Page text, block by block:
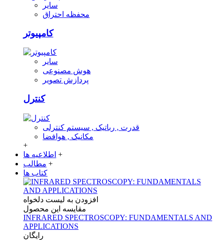
سایر
محفظه احتراق
کامپیوتر
سایر
هوش مصنوعی
پردازش تصویر
کنترل
قدرت , رباتیک , سیستم کنترلی
مکانیک , هوافضا
+
اطلاعیه ها +
مطالب +
کتاب ها
افزودن به لیست دلخواه
مقایسه این محصول
INFRARED SPECTROSCOPY: FUNDAMENTALS AND
APPLICATIONS
رایگان